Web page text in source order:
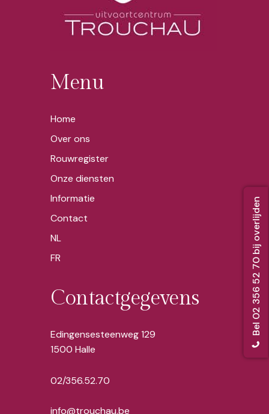
Bel 02 356 52 70 bij overlijden
Menu
Home
Over ons
Rouwregister
Onze diensten
Informatie
Contact
NL
FR
Contactgegevens
Edingensesteenweg 129
1500 Halle
02/356.52.70
info@trouchau.be